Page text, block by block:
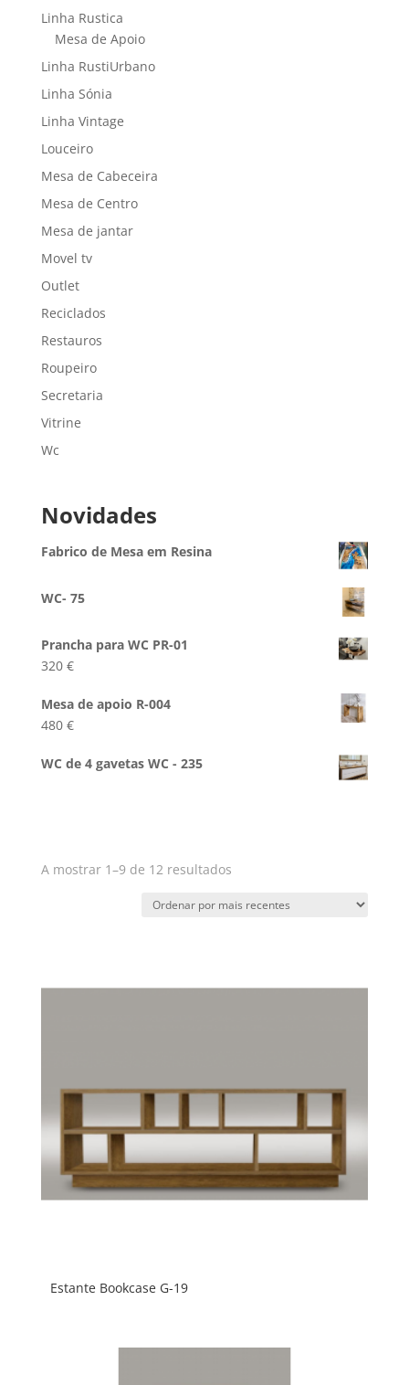
Linha Rustica
Mesa de Apoio
Linha RustiUrbano
Linha Sónia
Linha Vintage
Louceiro
Mesa de Cabeceira
Mesa de Centro
Mesa de jantar
Movel tv
Outlet
Reciclados
Restauros
Roupeiro
Secretaria
Vitrine
Wc
Novidades
Fabrico de Mesa em Resina
WC- 75
Prancha para WC PR-01
320 €
Mesa de apoio R-004
480 €
WC de 4 gavetas WC - 235
A mostrar 1–9 de 12 resultadosOrdenado
mais
Estante Bookcase G-19